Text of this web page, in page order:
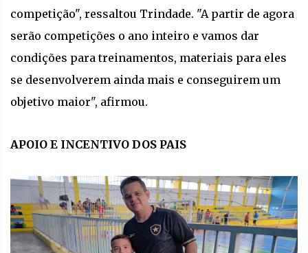
competição", ressaltou Trindade. "A partir de agora
serão competições o ano inteiro e vamos dar
condições para treinamentos, materiais para eles
se desenvolverem ainda mais e conseguirem um
objetivo maior", afirmou.
APOIO E INCENTIVO DOS PAIS